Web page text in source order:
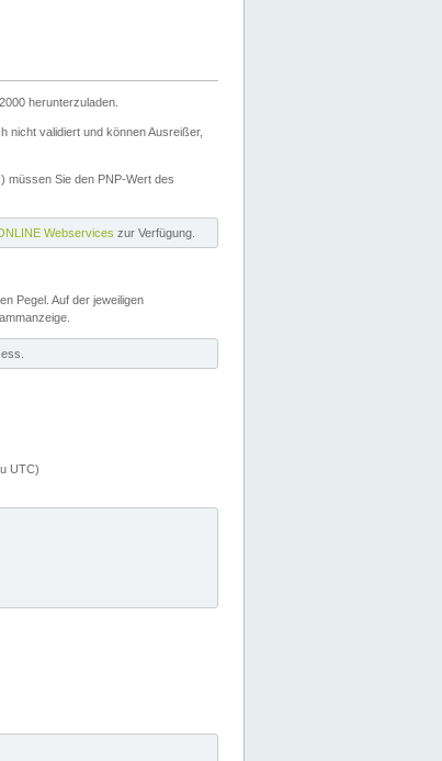
herunterzuladen.
nicht validiert und können Ausreißer,
müssen Sie den PNP-Wert des
Webservices zur Verfügung.
Pegel. Auf der jeweiligen
UTC)